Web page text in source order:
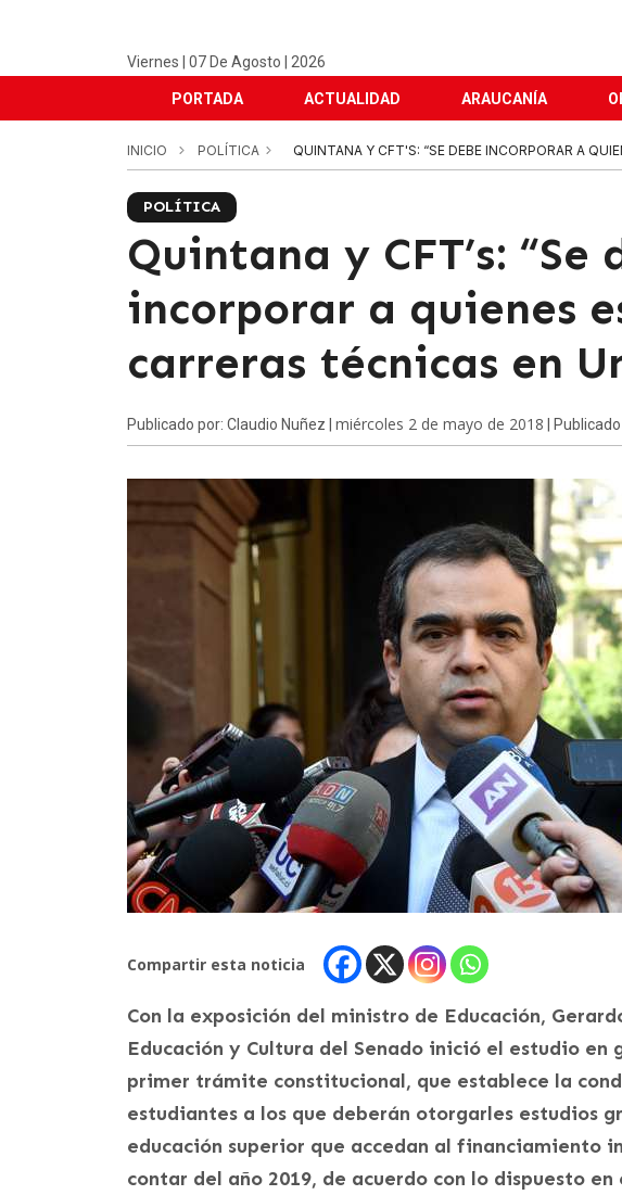
Viernes | 07 De Agosto | 2026
PORTADA ACTUALIDAD ARAUCANÍA
INICIO POLÍTICA QUINTANA Y CFT'S: “SE DEBE INCORPORAR A
POLÍTICA
Quintana y CFT’s: “Se
incorporar a quienes
carreras técnicas en
Publicado por: Claudio Nuñez | miércoles 2 de mayo de 2018 |
Compartir esta noticia
Con la exposición del ministro de Educación,
Educación y Cultura del Senado inició el estudio
primer trámite constitucional, que establece la
estudiantes a los que deberán otorgarles estudios
educación superior que accedan al financiamiento
contar del año 2019, de acuerdo con lo dispuesto